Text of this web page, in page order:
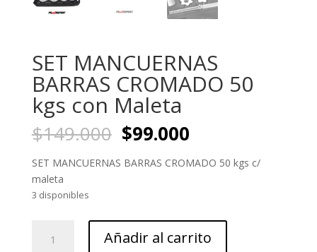
SET MANCUERNAS
BARRAS CROMADO 50
kgs con Maleta
$149.000 El
precio
original
$99.000El
actual
SET MANCUERNAS BARRAS CROMADO 50 kgs c/
maleta
3 disponibles
MANCUERNAS
Añadir al carrito